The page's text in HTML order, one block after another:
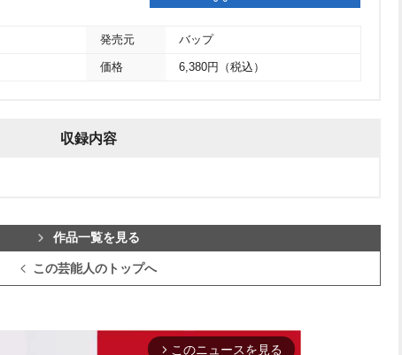
発売元 バップ
価格 6,380円（税込）
収録内容
作品一覧を見る
この芸能人のトップへ
arrow_forward_ios このニュースを見る